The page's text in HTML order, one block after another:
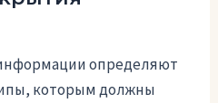
определяют
которым должны